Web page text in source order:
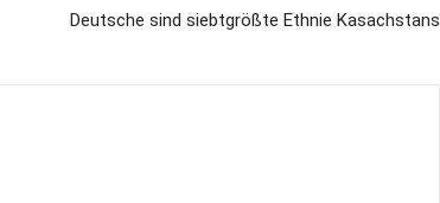
Deutsche sind siebtgrößte Ethnie Kasachstans